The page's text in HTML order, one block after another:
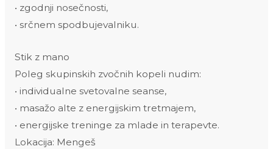
• zgodnji nosečnosti,
• srčnem spodbujevalniku.
Stik z mano
Poleg skupinskih zvočnih kopeli nudim:
• individualne svetovalne seanse,
• masažo alte z energijskim tretmajem,
• energijske treninge za mlade in terapevte.
Lokacija: Mengeš